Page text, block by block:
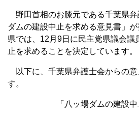
野田首相のお膝元である千葉県
ダムの建設中止を求める意見書」
県では、12月9日に民主党県議会議
止を求めることを決定しています。
以下に、千葉県弁護士会からの意
す。
「八ッ場ダムの建設中止を